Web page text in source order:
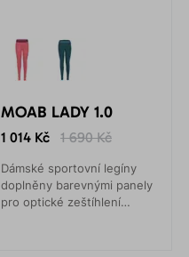
MOAB LADY 1.0
1 014 Kč 1 690 Kč
Dámské sportovní legíny
doplněny barevnými panely
pro optické zeštíhlení